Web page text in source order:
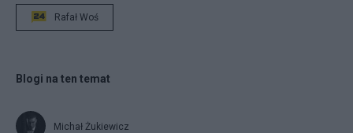
Rafał Woś
Blogi na ten temat
Michał Żukiewicz